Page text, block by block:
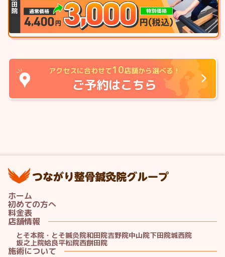
アクセスに合わせて10店舗から選べる！
ご予約はこちら
ホーム
初めての方へ
料金表
店舗情報
とそ本院・とそ鍼灸院和田院吉野院中山院下田院城西院
坂之上院姶良平松院西餅田院
施術について